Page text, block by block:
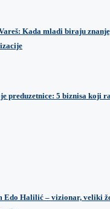
Kada mladi biraju
preduzetnice: 5 biznisa koji
Edo Halilić – vizionar, veliki